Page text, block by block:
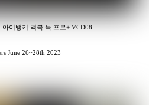
이뱅키 맥북 독 프로+ VCD08
June 26~28th 2023